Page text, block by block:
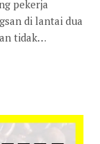
pekerja
di lantai dua
tidak…